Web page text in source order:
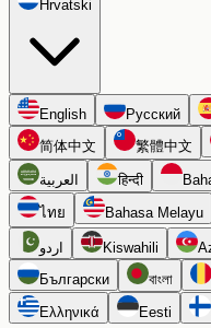
Hrvatski
English Русский
简体中文
繁體中文
العربية हिन्दी
ไทย
Bahasa Melayu
اردو Kiswahili
Български
বাংলা
Ελληνικά
Eesti